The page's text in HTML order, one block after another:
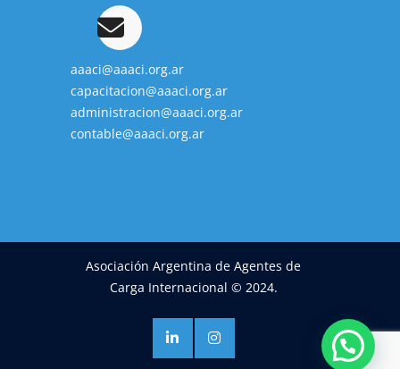
aaaci@aaaci.org.ar
capacitacion@aaaci.org.ar
administracion@aaaci.org.ar
contable@aaaci.org.ar
Asociación Argentina de Agentes de
Carga Internacional © 2024.